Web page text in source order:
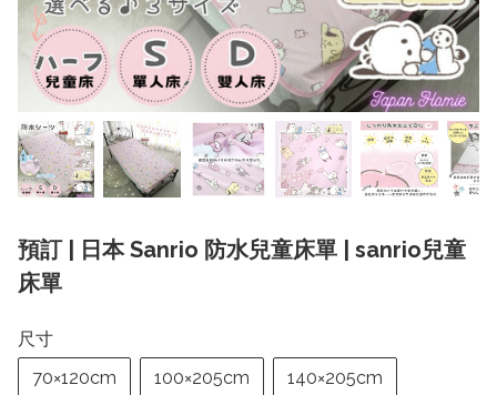
預訂 | 日本 Sanrio 防水兒童床單 | sanrio兒童
床單
尺寸
70×120cm
100×205cm 140×205cm